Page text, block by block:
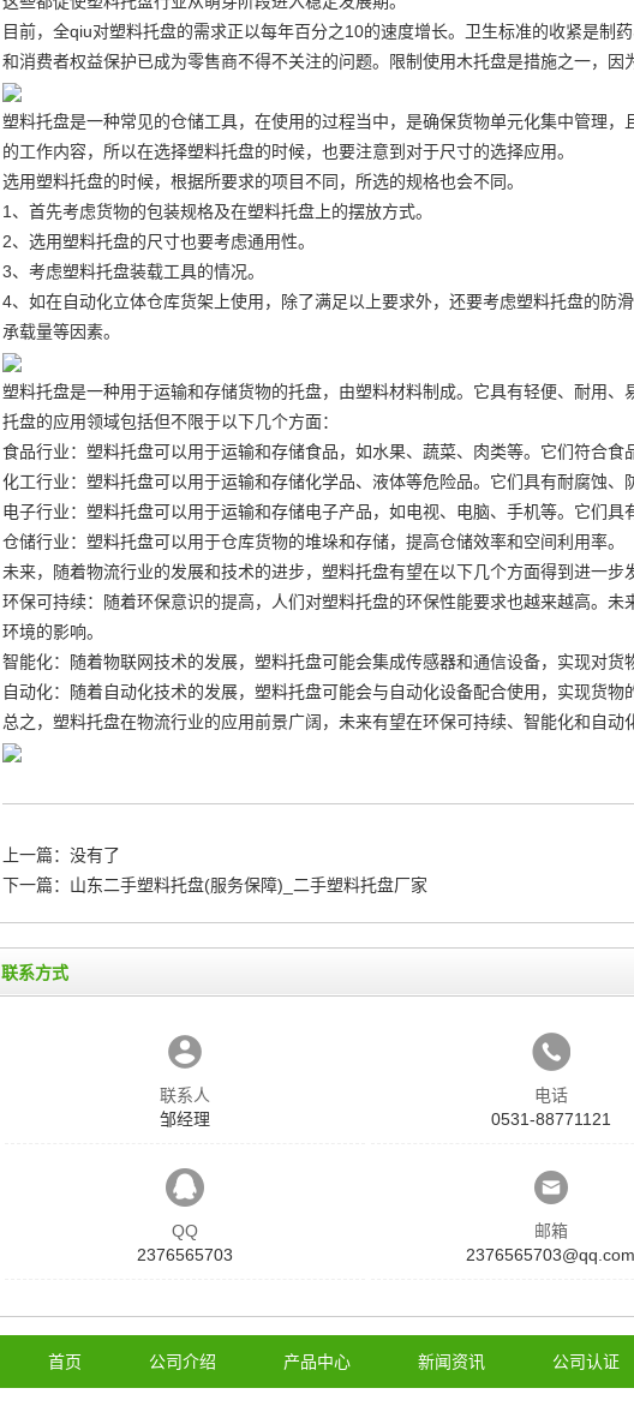
目前，全qiu对塑料托盘的需求正以每年百分之10的速度增长。卫生标准的收紧是制
和消费者权益保护已成为零售商不得不关注的问题。限制使用木托盘是措施之一，因
塑料托盘是一种常见的仓储工具，在使用的过程当中，是确保货物单元化集中管理
的工作内容，所以在选择塑料托盘的时候，也要注意到对于尺寸的选择应用。
选用塑料托盘的时候，根据所要求的项目不同，所选的规格也会不同。
1、首先考虑货物的包装规格及在塑料托盘上的摆放方式。
2、选用塑料托盘的尺寸也要考虑通用性。
3、考虑塑料托盘装载工具的情况。
4、如在自动化立体仓库货架上使用，除了满足以上要求外，还要考虑塑料托盘的防
承载量等因素。
塑料托盘是一种用于运输和存储货物的托盘，由塑料材料制成。它具有轻便、耐用
托盘的应用领域包括但不限于以下几个方面：
食品行业：塑料托盘可以用于运输和存储食品，如水果、蔬菜、肉类等。它们符合食
化工行业：塑料托盘可以用于运输和存储化学品、液体等危险品。它们具有耐腐蚀、
电子行业：塑料托盘可以用于运输和存储电子产品，如电视、电脑、手机等。它们具
仓储行业：塑料托盘可以用于仓库货物的堆垛和存储，提高仓储效率和空间利用率。
未来，随着物流行业的发展和技术的进步，塑料托盘有望在以下几个方面得到进一步
环保可持续：随着环保意识的提高，人们对塑料托盘的环保性能要求也越来越高。
环境的影响。
智能化：随着物联网技术的发展，塑料托盘可能会集成传感器和通信设备，实现对货
自动化：随着自动化技术的发展，塑料托盘可能会与自动化设备配合使用，实现货物
总之，塑料托盘在物流行业的应用前景广阔，未来有望在环保可持续、智能化和自动
上一篇：没有了
下一篇： 山东二手塑料托盘(服务保障)_二手塑料托盘厂家
联系方式
联系人
邹经理
电话
0531-88771121
QQ
2376565703
邮箱
2376565703@qq.com
首页 公司介绍 产品中心 新闻资讯 公司认证